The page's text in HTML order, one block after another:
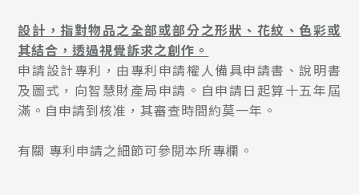
設計，指對物品之全部或部分之形狀、花紋、色彩或
其結合，透過視覺訴求之創作。
申請設計專利，由專利申請權人備具申請書、說明書
及圖式，向智慧財產局申請。自申請日起算十五年屆
滿。自申請到核准，其審查時間約莫一年。
有關 專利申請之細節可參閱本所專欄。